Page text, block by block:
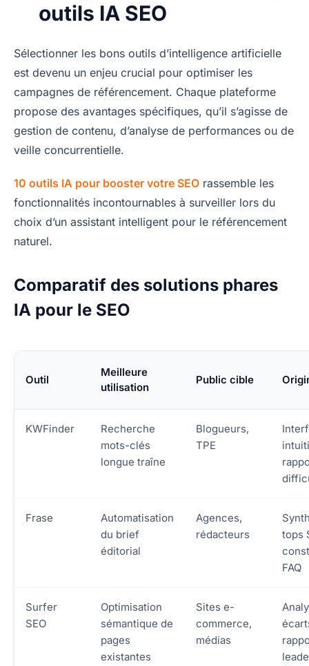
outils IA SEO
Sélectionner les bons outils d’intelligence artificielle
est devenu un enjeu crucial pour optimiser les
campagnes de référencement. Chaque plateforme
propose des avantages spécifiques, qu’il s’agisse de
gestion de contenu, d’analyse de performances ou de
veille concurrentielle.
10 outils IA pour booster votre SEO rassemble les
fonctionnalités incontournables à surveiller lors du
choix d’un assistant intelligent pour le référencement
naturel.
Comparatif des solutions phares
IA pour le SEO
Outil
Meilleure
utilisation
Public cible
KWFinder
Recherche
mots-clés
longue traîne
Blogueurs,
TPE
Frase
Automatisation
du brief
éditorial
Agences,
rédacteurs
tops
FAQ
Surfer
SEO
Optimisation
sémantique de
pages
existantes
Sites e-
commerce,
médias